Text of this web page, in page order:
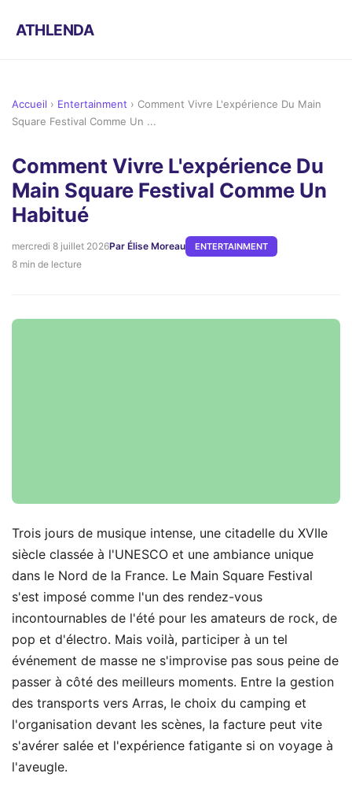
ATHLENDA
Accueil › Entertainment › Comment Vivre L'expérience Du Main
Square Festival Comme Un ...
Comment Vivre L'expérience Du
Main Square Festival Comme Un
Habitué
mercredi 8 juillet 2026Par Élise Moreau ENTERTAINMENT
8 min de lecture
Trois jours de musique intense, une citadelle du XVIIe
siècle classée à l'UNESCO et une ambiance unique
dans le Nord de la France. Le Main Square Festival
s'est imposé comme l'un des rendez-vous
incontournables de l'été pour les amateurs de rock, de
pop et d'électro. Mais voilà, participer à un tel
événement de masse ne s'improvise pas sous peine de
passer à côté des meilleurs moments. Entre la gestion
des transports vers Arras, le choix du camping et
l'organisation devant les scènes, la facture peut vite
s'avérer salée et l'expérience fatigante si on voyage à
l'aveugle.